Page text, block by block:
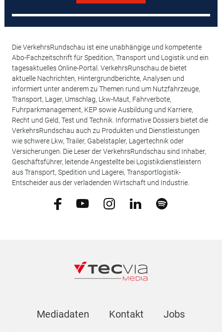
Die VerkehrsRundschau ist eine unabhängige und kompetente
Abo-Fachzeitschrift für Spedition, Transport und Logistik und ein
tagesaktuelles Online-Portal. VerkehrsRunschau.de bietet
aktuelle Nachrichten, Hintergrundberichte, Analysen und
informiert unter anderem zu Themen rund um Nutzfahrzeuge,
Transport, Lager, Umschlag, Lkw-Maut, Fahrverbote,
Fuhrparkmanagement, KEP sowie Ausbildung und Karriere,
Recht und Geld, Test und Technik. Informative Dossiers bietet die
VerkehrsRundschau auch zu Produkten und Dienstleistungen
wie schwere Lkw, Trailer, Gabelstapler, Lagertechnik oder
Versicherungen. Die Leser der VerkehrsRundschau sind Inhaber,
Geschäftsführer, leitende Angestellte bei Logistikdienstleistern
aus Transport, Spedition und Lagerei, Transportlogistik-
Entscheider aus der verladenden Wirtschaft und Industrie.
Mediadaten Kontakt Jobs